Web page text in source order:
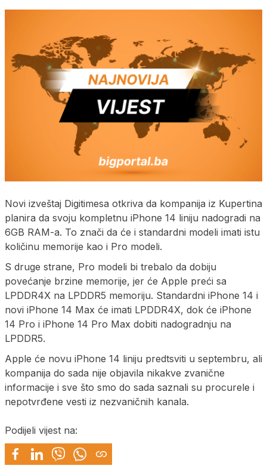
Novi izveštaj Digitimesa otkriva da kompanija iz Kupertina
planira da svoju kompletnu iPhone 14 liniju nadogradi na
6GB RAM-a. To znači da će i standardni modeli imati istu
količinu memorije kao i Pro modeli.
S druge strane, Pro modeli bi trebalo da dobiju
povećanje brzine memorije, jer će Apple preći sa
LPDDR4X na LPDDR5 memoriju. Standardni iPhone 14 i
novi iPhone 14 Max će imati LPDDR4X, dok će iPhone
14 Pro i iPhone 14 Pro Max dobiti nadogradnju na
LPDDR5.
Apple će novu iPhone 14 liniju predtsviti u septembru, ali
kompanija do sada nije objavila nikakve zvanične
informacije i sve što smo do sada saznali su procurele i
nepotvrđene vesti iz nezvaničnih kanala.
Podijeli vijest na: